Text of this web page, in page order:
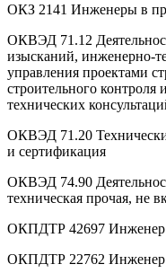
ОКЗ 2141 Инженеры в
ОКВЭД 71.12
изысканий, инженерно-
управления проектами
строительного контроля
технических
ОКВЭД 71.20
и сертификация
ОКВЭД 74.90
техническая прочая, не
ОКПДТР 42697 Инженер
ОКПДТР 22762 Инженер